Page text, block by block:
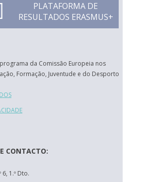
PLATAFORMA DE
RESULTADOS ERASMUS+
da Comissão Europeia nos
Formação, Juventude e do Desporto
CONTACTO:
6, 1.º Dto.